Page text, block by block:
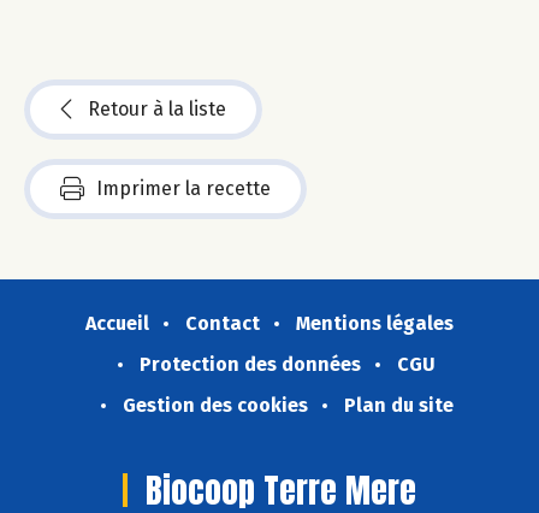
Retour à la liste
Imprimer la recette
Accueil Contact
Mentions légales
Protection des données
CGU
Gestion des cookies
Plan du site
Biocoop Terre Mere